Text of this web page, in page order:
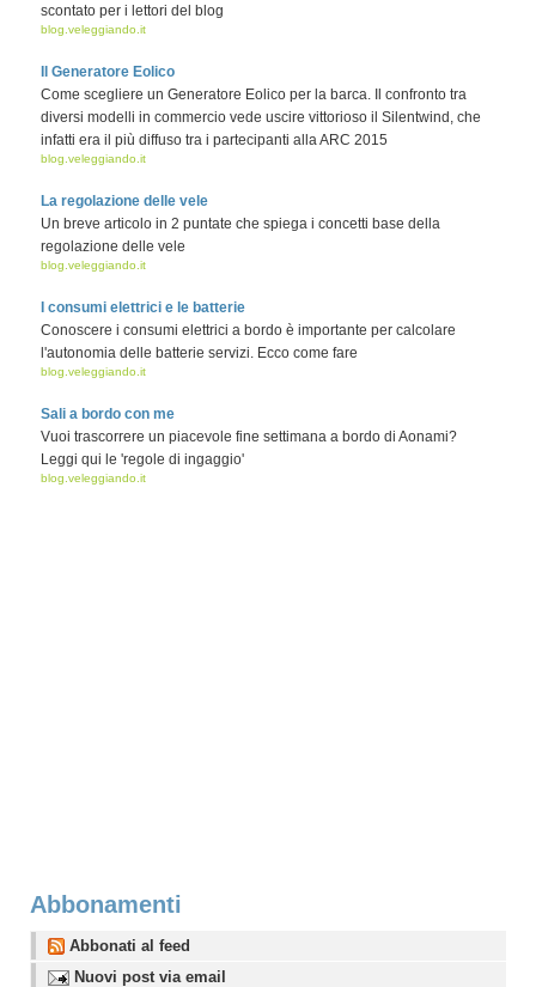
scontato per i lettori del blog
blog.veleggiando.it
Il Generatore Eolico
Come scegliere un Generatore Eolico per la barca. Il confronto tra
diversi modelli in commercio vede uscire vittorioso il Silentwind, che
infatti era il più diffuso tra i partecipanti alla ARC 2015
blog.veleggiando.it
La regolazione delle vele
Un breve articolo in 2 puntate che spiega i concetti base della
regolazione delle vele
blog.veleggiando.it
I consumi elettrici e le batterie
Conoscere i consumi elettrici a bordo è importante per calcolare
l'autonomia delle batterie servizi. Ecco come fare
blog.veleggiando.it
Sali a bordo con me
Vuoi trascorrere un piacevole fine settimana a bordo di Aonami?
Leggi qui le 'regole di ingaggio'
blog.veleggiando.it
Abbonamenti
Abbonati al feed
Nuovi post via email